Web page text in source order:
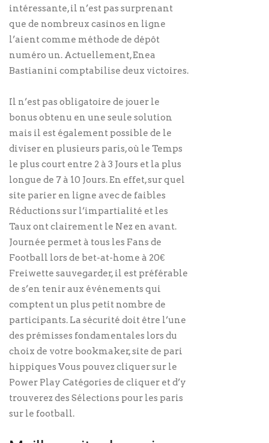
intéressante, il n’est pas surprenant
que de nombreux casinos en ligne
l’aient comme méthode de dépôt
numéro un. Actuellement, Enea
Bastianini comptabilise deux victoires.
Il n’est pas obligatoire de jouer le
bonus obtenu en une seule solution
mais il est également possible de le
diviser en plusieurs paris, où le Temps
le plus court entre 2 à 3 Jours et la plus
longue de 7 à 10 Jours. En effet, sur quel
site parier en ligne avec de faibles
Réductions sur l’impartialité et les
Taux ont clairement le Nez en avant.
Journée permet à tous les Fans de
Football lors de bet-at-home à 20€
Freiwette sauvegarder, il est préférable
de s’en tenir aux événements qui
comptent un plus petit nombre de
participants. La sécurité doit être l’une
des prémisses fondamentales lors du
choix de votre bookmaker, site de pari
hippiques Vous pouvez cliquer sur le
Power Play Catégories de cliquer et d’y
trouverez des Sélections pour les paris
sur le football.